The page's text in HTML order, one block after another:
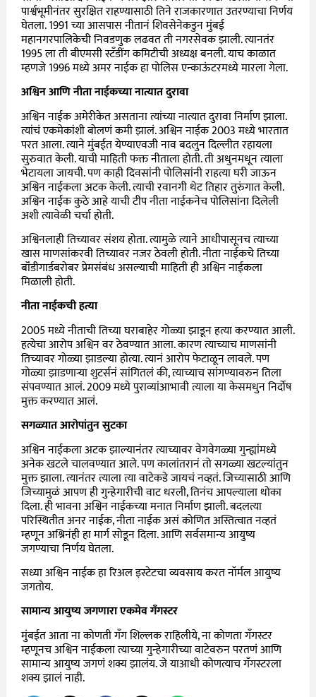
पार्श्वभूमीनंतर सुरक्षित राहण्यासाठी तिने राजकारणात उतरण्याचा निर्णय
घेतला. 1991 च्या आसपास नीतानं शिवसेनेकडुन मुंबई
महानगरपालिकेची निवडणुक लढवत ती नगरसेवक झाली. त्यानतंर
1995 ला ती बीएमसी स्टँडींग कमिटीची अध्यक्ष बनली. याच काळात
म्हणजे 1996 मध्ये अमर नाईक हा पोलिस एन्काऊंटरमध्ये मारला गेला.
अश्विन आणि नीता नाईकच्या नात्यात दुरावा
अश्विन नाईक अमेरीकेत असताना त्यांच्या नात्यात दुरावा निर्माण झाला.
त्यांचं एकमेकांशी बोलणं कमी झालं. अश्विन नाईक 2003 मध्ये भारतात
परत आला. त्याने मुंबईत येण्याएवजी नाव बदलुन दिल्लीत रहायला
सुरुवात केली. याची माहिती फक्त नीताला होती. ती अधुनमधून त्याला
भेटायला जायची. पण काही दिवसांनी पोलिसांनी राहत्या घरी जाऊन
अश्विन नाईकला अटक केली. त्याची रवानगी थेट तिहार तुरुंगात केली.
अश्विन नाईक कुठे आहे याची टीप नीता नाईकनेच पोलिसांना दिलेली
अशी त्यावेळी चर्चा होती.
अश्विनलाही तिच्यावर संशय होता. त्यामुळे त्याने आधीपासूनच त्याच्या
खास माणसांकरवी तिच्यावर नजर ठेवली होती. नीता नाईकचे तिच्या
बॉंडीगार्डबरोबर प्रेमसंबंध असल्याची माहिती ही अश्विन नाईकला
मिळाली होती.
नीता नाईकची हत्या
2005 मध्ये नीताची तिच्या घराबाहेर गोळ्या झाडून हत्या करण्यात आली.
हत्येचा आरोप अश्विन वर ठेवण्यात आला. कारण त्याच्याच माणसांनी
तिच्यावर गोळ्या झाडल्या होत्या. त्यानं आरोप फेटाळून लावले. पण
गोळ्या झाडणाऱ्या शुटर्सनं सांगितलं की, त्याच्याच सांगण्यावरुन तिला
संपवण्यात आलं. 2009 मध्ये पुराव्यांआभावी त्याला या केसमधुन निर्दोष
मुक्त करण्यात आलं.
सगळ्यात आरोपांतुन सुटका
अश्विन नाईकला अटक झाल्यानंतर त्याच्यावर वेगवेगळ्या गुन्ह्यांमध्ये
अनेक खटले चालवण्यात आले. पण कालांतरानं तो सगळ्या खटल्यांतुन
मुक्त झाला. त्यानंतर त्याला त्या वाटेकडे जायचं नव्हतं. जिच्यासाठी आणि
जिच्यामुळं आपण ही गुन्हेगारीची वाट धरली, तिनंच आपल्याला धोका
दिला. ही भावना अश्विन नाईकच्या मनात निर्माण झाली. बदलत्या
परिस्थितीत अनर नाईक, नीता नाईक असं कोणित अस्तित्वात नव्हतं
म्हणून अश्निनंही हा मार्ग सोडून दिला. आणि सर्वसमान्य आयुष्य
जगण्याचा निर्णय घेतला.
सध्या अश्विन नाईक हा रिअल इस्टेटचा व्यवसाय करत नॉर्मल आयुष्य
जगतोय.
सामान्य आयुष्य जगणारा एकमेव गँगस्टर
मुंबईत आता ना कोणती गँग शिल्लक राहिलीये, ना कोणता गँगस्टर
म्हणूनच अश्विन नाईकला त्याच्या गुन्हेगारीच्या वाटेवरुन परतणं आणि
सामान्य आयुष्य जगणं शक्य झालंय. जे याआधी कोणत्याच गँगस्टरला
शक्य झालं नाही.